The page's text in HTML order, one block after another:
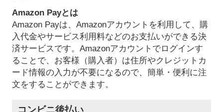
Amazon Payとは
Amazon Payは、Amazonアカウントを利用して、購
入代金やサービス利用料などのお支払いができる決
済サービスです。Amazonアカウントでログインす
ることで、お客様（購入者）は住所やクレジットカ
ード情報の入力が不要になるので、簡単・便利に注
文をすることができます。
コンビニ後払い